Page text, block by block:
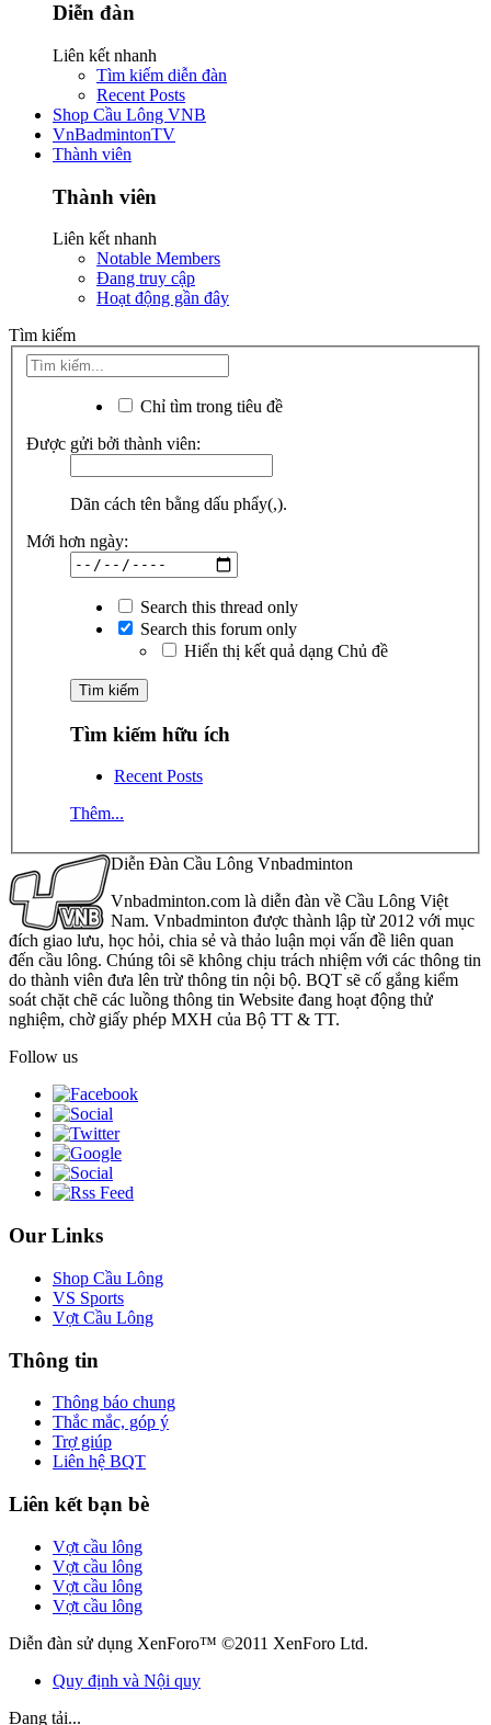
Diễn đàn
Liên kết nhanh
Tìm kiếm diễn đàn
Recent Posts
Shop Cầu Lông VNB
VnBadmintonTV
Thành viên
Thành viên
Liên kết nhanh
Notable Members
Đang truy cập
Hoạt động gần đây
Tìm kiếm
Chỉ tìm trong tiêu đề
Được gửi bởi thành viên:
Dãn cách tên bằng dấu phẩy(,).
Mới hơn ngày:
Search this thread only
Search this forum only
Hiển thị kết quả dạng Chủ đề
Tìm kiếm hữu ích
Recent Posts
Thêm...
Diễn Đàn Cầu Lông Vnbadminton
Vnbadminton.com là diễn đàn về Cầu Lông Việt
Nam. Vnbadminton được thành lập từ 2012 với mục
đích giao lưu, học hỏi, chia sẻ và thảo luận mọi vấn đề liên quan
đến cầu lông. Chúng tôi sẽ không chịu trách nhiệm với các thông tin
do thành viên đưa lên trừ thông tin nội bộ. BQT sẽ cố gắng kiểm
soát chặt chẽ các luồng thông tin Website đang hoạt động thử
nghiệm, chờ giấy phép MXH của Bộ TT & TT.
Follow us
Our Links
Shop Cầu Lông
VS Sports
Vợt Cầu Lông
Thông tin
Thông báo chung
Thắc mắc, góp ý
Trợ giúp
Liên hệ BQT
Liên kết bạn bè
Vợt cầu lông
Vợt cầu lông
Vợt cầu lông
Vợt cầu lông
Diễn đàn sử dụng XenForo™ ©2011 XenForo Ltd.
Quy định và Nội quy
Đang tải...